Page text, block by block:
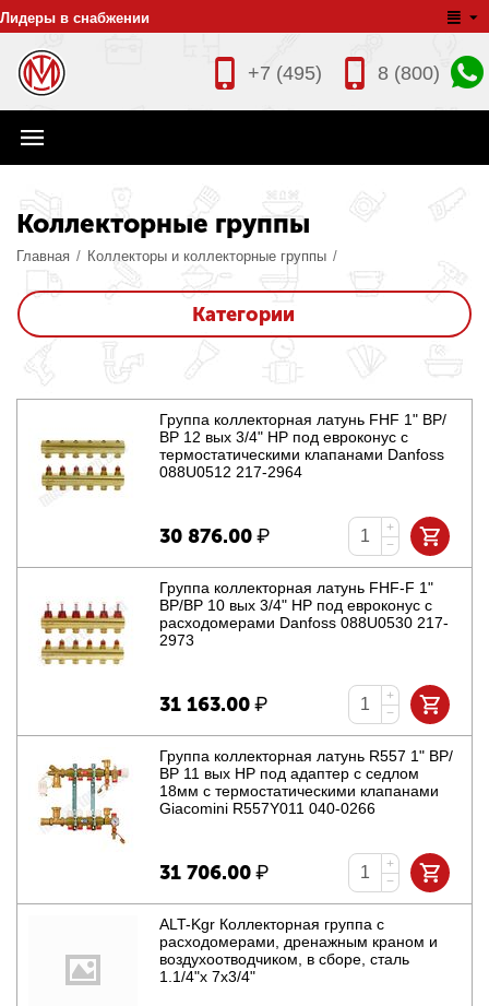
Лидеры в снабжении
8 (800)
+7 (495)
Коллекторные группы
Главная / Коллекторы и коллекторные группы /
Категории
Группа коллекторная латунь FHF 1" ВР/
ВР 12 вых 3/4" НР под евроконус с
термостатическими клапанами Danfoss
088U0512 217-2964
30 876.00₽
+
−
Группа коллекторная латунь FHF-F 1"
ВР/ВР 10 вых 3/4" НР под евроконус с
расходомерами Danfoss 088U0530 217-
2973
31 163.00₽
+
−
Группа коллекторная латунь R557 1" ВР/
ВР 11 вых НР под адаптер с седлом
18мм с термостатическими клапанами
Giacomini R557Y011 040-0266
31 706.00₽
+
−
ALT-Kgr Коллекторная группа с
расходомерами, дренажным краном и
воздухоотводчиком, в сборе, сталь
1.1/4"х 7х3/4"